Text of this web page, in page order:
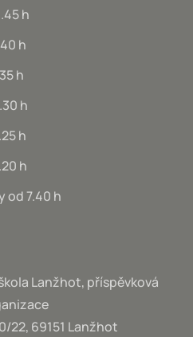
h
h
h
h
h
h
od 7.40 h
Lanžhot, příspěvková
22, 69151 Lanžhot